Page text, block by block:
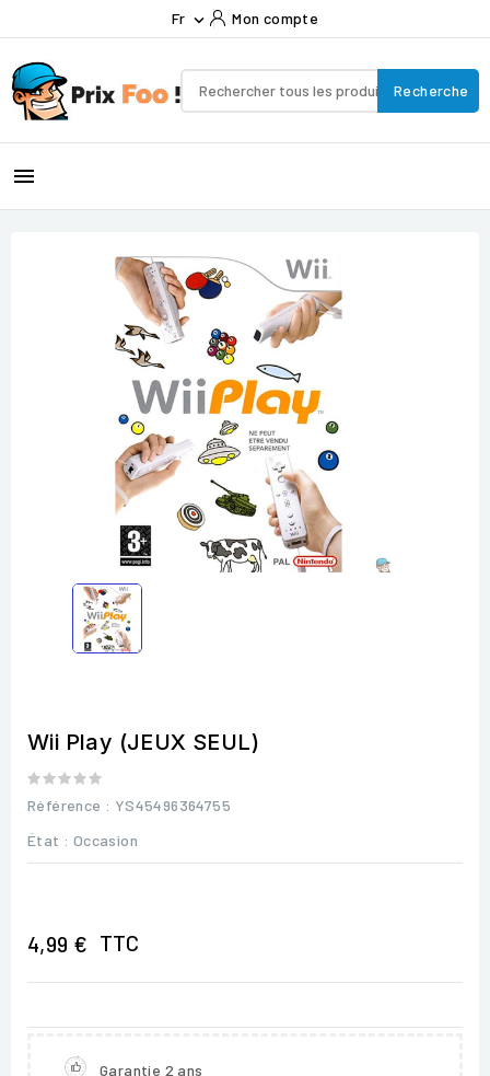
Fr  Mon compte
Recherche

Wii Play (JEUX SEUL)
Référence : YS45496364755
État : Occasion
4,99 € TTC
Garantie 2 ans